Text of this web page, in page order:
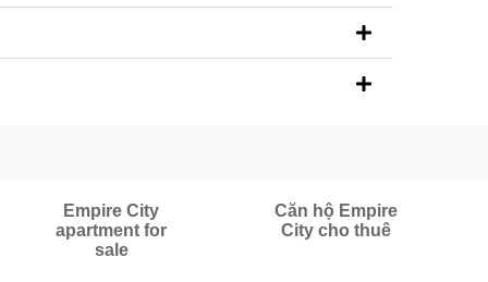
Empire City
apartment for
sale
Căn hộ Empire
City cho thuê